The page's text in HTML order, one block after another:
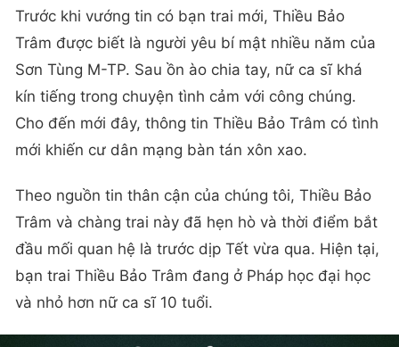
Trước khi vướng tin có bạn trai mới, Thiều Bảo
Trâm được biết là người yêu bí mật nhiều năm của
kín tiếng trong chuyện tình cảm với công chúng.
Cho đến mới đây, thông tin Thiều Bảo Trâm có tình
mới khiến cư dân mạng bàn tán xôn xao.
Theo nguồn tin thân cận của chúng tôi, Thiều Bảo